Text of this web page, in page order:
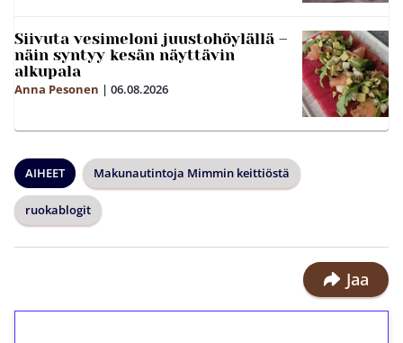
Siivuta vesimeloni juustohöylällä –
näin syntyy kesän näyttävin
alkupala
Anna Pesonen | 06.08.2026
AIHEET Makunautintoja Mimmin keittiöstä
ruokablogit
Jaa